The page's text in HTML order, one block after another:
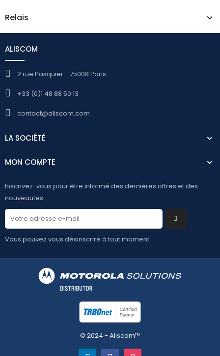
Relais
ALISCOM
2 rue Pasquier - 75008 Paris
+33 (0)1 48 88 50 13
contact@aliscom.com
LA SOCIÉTÉ
MON COMPTE
Inscrivez-vous pour être informé des dernières offres et des
nouveautés
Vous pouvez vous désinscrire à tout moment.
© 2024 - Aliscom™